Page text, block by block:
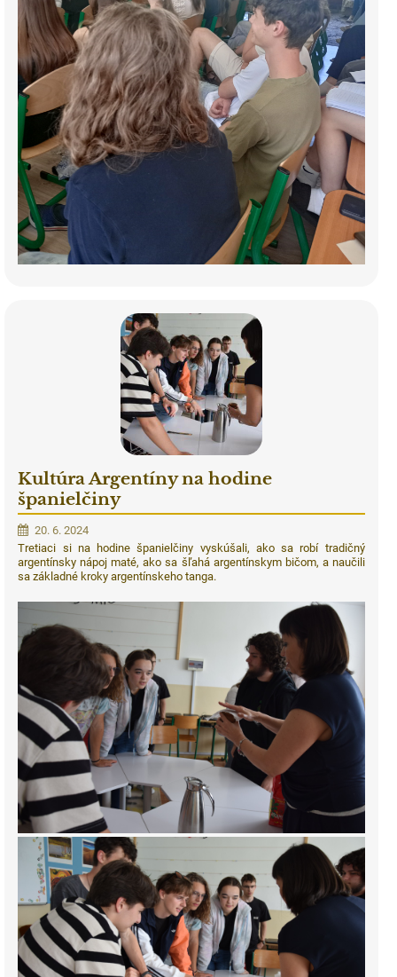
Kultúra Argentíny na hodine
španielčiny
20. 6. 2024
Tretiaci si na hodine španielčiny vyskúšali, ako sa robí tradičný
argentínsky nápoj maté, ako sa šľahá argentínskym bičom, a naučili
sa základné kroky argentínskeho tanga.